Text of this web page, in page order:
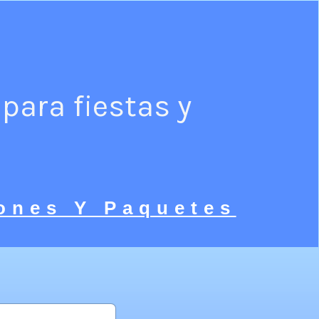
fiestas y
Y Paquetes